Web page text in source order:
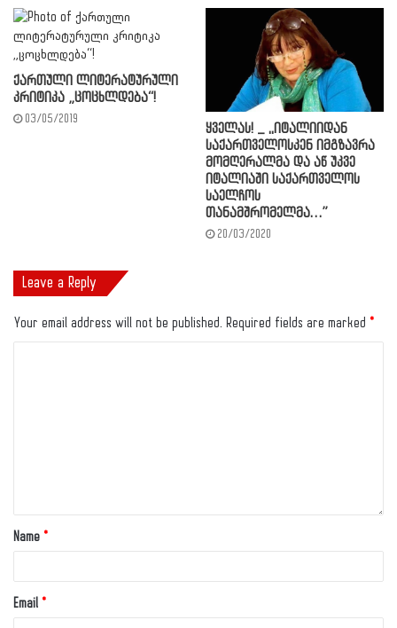
ქართული ლიტერატურული
კრიტიკა „ცოცხლდება“!
03/05/2019
ყველას! _ ,,იტალიიდან
საქართველოსკენ იმგზავრა
მომღერალმა და აწ უკვე
იტალიაში საქართველოს
საელჩოს
თანამშრომელმა…”
20/03/2020
Leave a Reply
Your email address will not be published. Required fields are marked *
Name *
Email *